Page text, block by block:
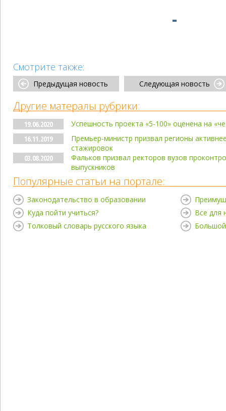
Смотрите также:
Предыдущая новость Следующая новость
Другие матералы рубрики:
19.06.2020
Успешность проекта «5-100» оценена на
16.11.2019
Премьер-министр призвал регионы
стажировок
03.08.2020
Фальков призвал ректоров вузов
выпускников
Популярные статьи на портале:
Законодательство в образовании
Куда пойти учиться?
Толковый словарь русского языка
Все для
Большой